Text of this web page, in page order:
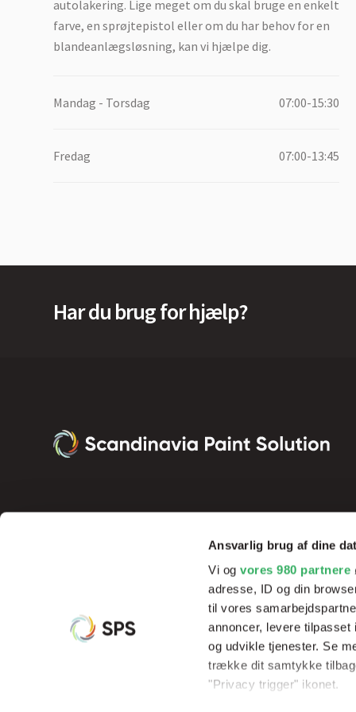
Ansvarlig brug af dine
Vi ogvores 980 partnere
adresse, ID og din
til vores
annoncer, levere tilpasset
og udvikle tjenester. Se
trække dit samtykke
"Privacy trigger" ikonet.
autolakering. Lige meget om du skal bruge en enkelt
farve, en sprøjtepistol eller om du har behov for en
blandeanlægsløsning, kan vi hjælpe dig.
Mandag - Torsdag 07:00-15:30
Fredag 07:00-13:45
Har du brug for hjælp?
Vi tilbyder innovative produkter og effektive processer, der
resultater og rentabilitet, samt hjælp og undervisning af vores